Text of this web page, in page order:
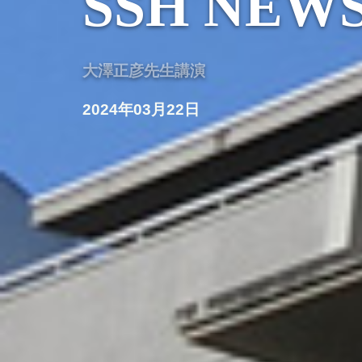
大澤正彦先生講演
2024年03月22日